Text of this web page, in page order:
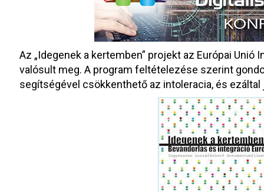
Az „Idegenek a kertemben” projekt az Európai Unió
valósult meg. A program feltételezése szerint
segítségével csökkenthető az intoleracia, és